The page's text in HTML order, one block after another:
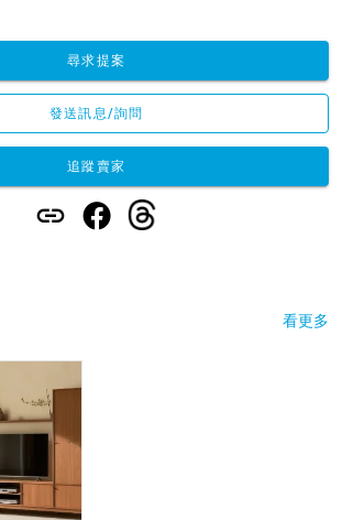
尋求提案
發送訊息/詢問
追蹤賣家
看更多